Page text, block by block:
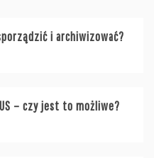
i archiwizować?
– czy jest to możliwe?